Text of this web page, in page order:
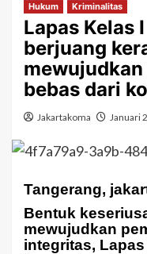
Hukum Kriminalitas
Lapas Kelas
berjuang
bebas dari
Jakartakoma Januari
Tangerang,
Bentuk
mewujudkan
integritas,